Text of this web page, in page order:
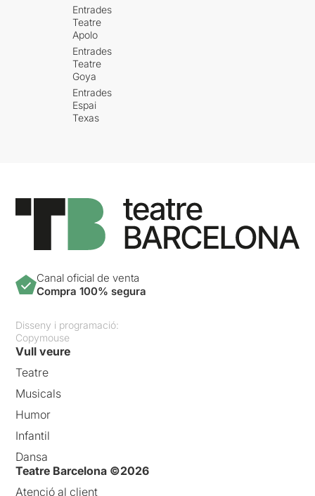
Entrades
Teatre
Apolo
Entrades
Teatre
Goya
Entrades
Espai
Texas
Canal oficial de venta
Compra 100% segura
Disseny i programació:
Copymouse
Vull veure
Teatre
Musicals
Humor
Infantil
Dansa
Teatre Barcelona ©2026
Atenció al client